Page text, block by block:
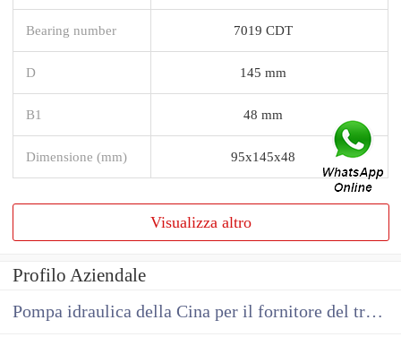
Bearing number 7019 CDT
D 145 mm
B1 48 mm
Dimensione (mm) 95x145x48
Visualizza altro
Profilo Aziendale
Pompa idraulica della Cina per il fornitore del trattore